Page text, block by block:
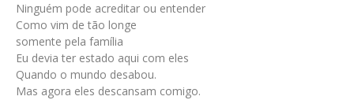
Ninguém pode acreditar ou entender
Como vim de tão longe
somente pela família
Eu devia ter estado aqui com eles
Quando o mundo desabou.
Mas agora eles descansam comigo.